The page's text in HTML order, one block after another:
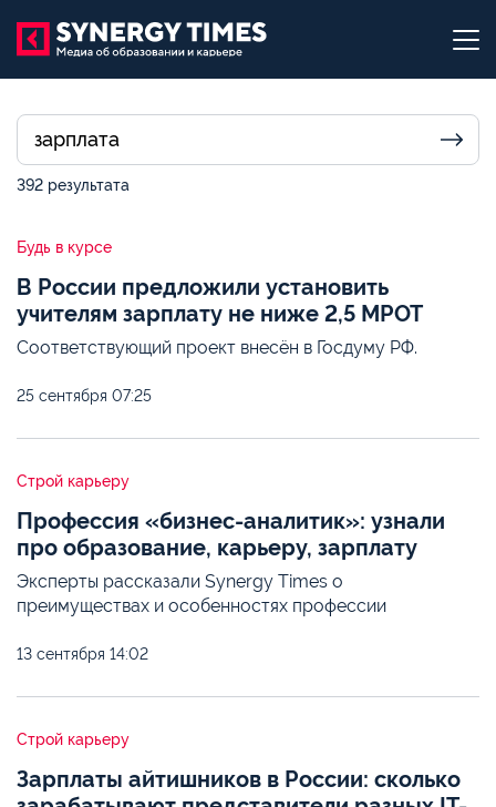
392 результата
Будь в курсе
В России предложили установить
учителям зарплату не ниже 2,5 МРОТ
Соответствующий проект внесён в Госдуму РФ.
25 сентября 07:25
Строй карьеру
Профессия «бизнес-аналитик»: узнали
про образование, карьеру, зарплату
Эксперты рассказали Synergy Times о
преимуществах и особенностях профессии
13 сентября 14:02
Строй карьеру
Зарплаты айтишников в России: сколько